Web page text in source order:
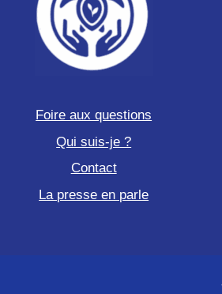
Foire aux questions
Qui suis-je ?
Contact
La presse en parle